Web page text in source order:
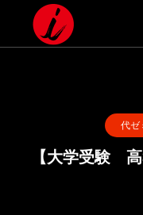
代ゼ
【大学受験